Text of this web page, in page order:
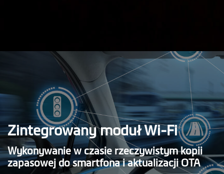
Zintegrowany moduł Wi-Fi
Wykonywanie w czasie rzeczywistym kopii
zapasowej do smartfona i aktualizacji OTA